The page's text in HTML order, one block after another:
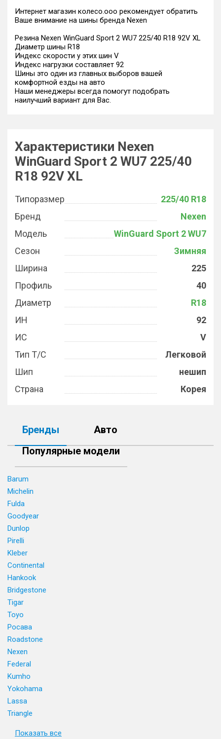
Интернет магазин колесо.ооо рекомендует обратить
Ваше внимание на шины бренда Nexen
Резина Nexen WinGuard Sport 2 WU7 225/40 R18 92V XL
Диаметр шины R18
Индекс скорости у этих шин V
Индекс нагрузки составляет 92
Шины это один из главных выборов вашей
комфортной езды на авто
Наши менеджеры всегда помогут подобрать
наилучший вариант для Вас.
Характеристики Nexen
WinGuard Sport 2 WU7 225/40
R18 92V XL
Типоразмер
225/40 R18
Бренд
Nexen
Модель
WinGuard Sport 2 WU7
Сезон
Зимняя
Ширина
225
Профиль
40
Диаметр
R18
ИН
92
ИС
V
Тип Т/С
Легковой
Шип
нешип
Страна
Корея
Бренды
Авто
Популярные модели
Barum
Michelin
Fulda
Goodyear
Dunlop
Pirelli
Kleber
Continental
Hankook
Bridgestone
Tigar
Toyo
Росава
Roadstone
Nexen
Federal
Kumho
Yokohama
Lassa
Triangle
Показать все